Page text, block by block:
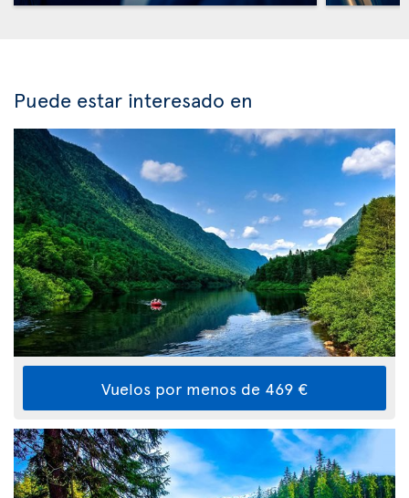
Puede estar interesado en
Vuelos por menos de 469 €